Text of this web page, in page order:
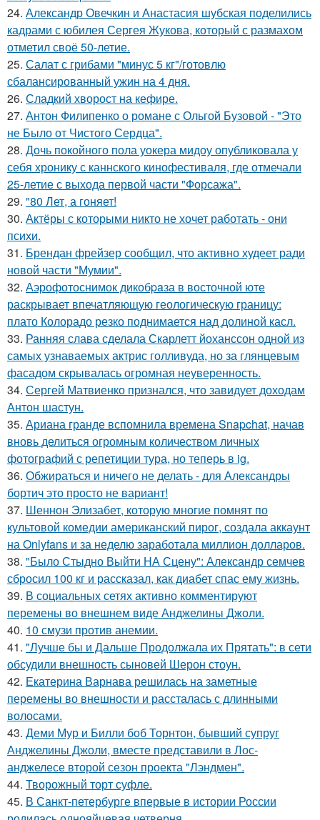
24. Александр Овечкин и Анастасия шубская поделились
кадрами с юбилея Сергея Жукова, который с размахом
отметил своё 50-летие.
25. Салат с грибами "минус 5 кг"/готовлю
сбалансированный ужин на 4 дня.
26. Сладкий хворост на кефире.
27. Антон Филипенко о романе с Ольгой Бузовой - "Это
не Было от Чистого Сердца".
28. Дочь покойного пола уокера мидоу опубликовала у
себя хронику с каннского кинофестиваля, где отмечали
25-летие с выхода первой части "Форсажа".
29. "80 Лет, а гоняет!
30. Актёры с которыми никто не хочет работать - они
психи.
31. Брендан фрейзер сообщил, что активно худеет ради
новой части "Мумии".
32. Аэрофотоснимок дикобpaза в восточной юте
раскрывает впечатляющую геологическую границу:
плато Колорадо резко поднимается над долиной касл.
33. Ранняя слава сделала Скарлетт йоханссон одной из
самых узнаваемых актрис голливуда, но за глянцевым
фасадом скрывалась огромная неуверенность.
34. Сергей Матвиенко признался, что завидует доходам
Антон шастун.
35. Ариана гранде вспомнила времена Snapchat, начав
вновь делиться огромным количеством личных
фотографий с репетиции тура, но теперь в ig.
36. Обжираться и ничего не делать - для Александры
бортич это просто не вариант!
37. Шеннон Элизабет, которую многие помнят по
культовой комедии американский пирог, создала аккаунт
на Onlyfans и за неделю заработала миллион долларов.
38. "Было Стыдно Выйти НА Сцену": Александр семчев
сбросил 100 кг и рассказал, как диабет спас ему жизнь.
39. В социальных сетях активно комментируют
перемены во внешнем виде Анджелины Джоли.
40. 10 смузи против анемии.
41. "Лучше бы и Дальше Продолжала их Прятать": в сети
обсудили внешность сыновей Шерон стоун.
42. Екатерина Варнава решилась на заметные
перемены во внешности и рассталась с длинными
волосами.
43. Деми Мур и Билли боб Торнтон, бывший супруг
Анджелины Джоли, вместе представили в Лос-
анджелесе второй сезон проекта "Лэндмен".
44. Творожный торт суфле.
45. В Санкт-петербурге впервые в истории России